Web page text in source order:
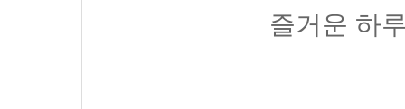
즐거운 하